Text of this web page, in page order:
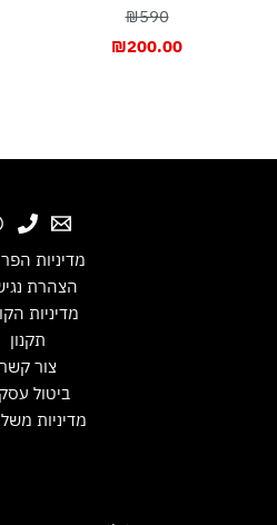
₪590
₪200.00
מדיניות
הצהרת
מדיניות
תקנון
צור קשר
ביטול
מדיניות